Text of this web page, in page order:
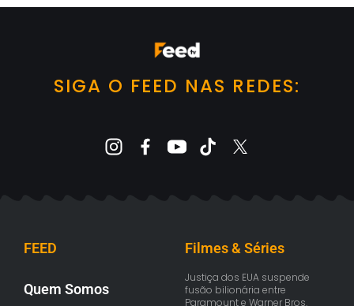
SIGA O FEED NAS REDES:
FEED
Quem Somos
Filmes & Séries
Justiça dos EUA suspende
fusão bilionária entre
Paramount e Warner Bros.